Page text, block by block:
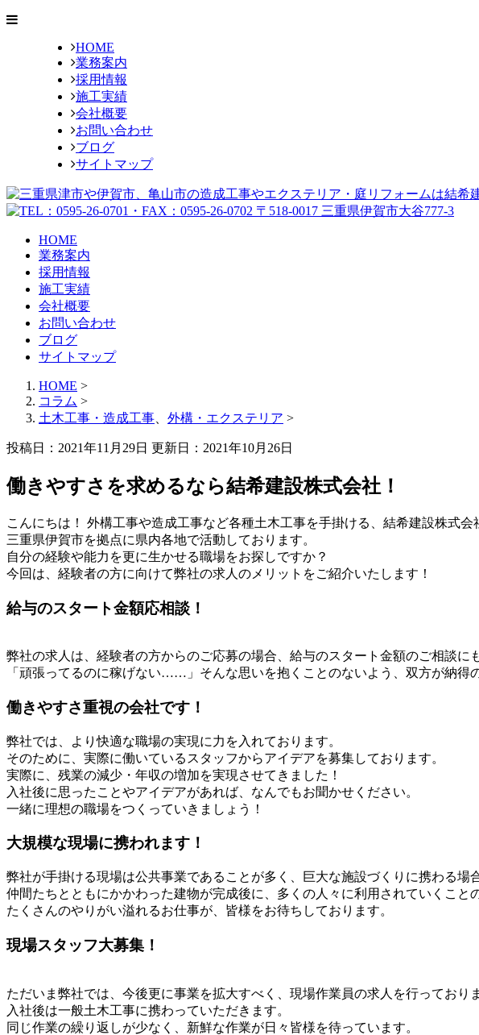
HOME
業務案内
採用情報
施工実績
会社概要
お問い合わせ
ブログ
サイトマップ
HOME
業務案内
採用情報
施工実績
会社概要
お問い合わせ
ブログ
サイトマップ
HOME >
コラム >
土木工事・造成工事
外構・エクステリア >
投稿日：2021年11月29日 更新日： 2021年10月26日
働きやすさを求めるなら結希建設株式会社！
こんにちは！ 外構工事や造成工事など各種土木工事を手掛ける、結希建設株式会
三重県伊賀市を拠点に県内各地で活動しております。
自分の経験や能力を更に生かせる職場をお探しですか？
今回は、経験者の方に向けて弊社の求人のメリットをご紹介いたします！
給与のスタート金額応相談！
弊社の求人は、経験者の方からのご応募の場合、給与のスタート金額のご相談に
「頑張ってるのに稼げない……」そんな思いを抱くことのないよう、双方が納得
働きやすさ重視の会社です！
弊社では、より快適な職場の実現に力を入れております。
そのために、実際に働いているスタッフからアイデアを募集しております。
実際に、残業の減少・年収の増加を実現させてきました！
入社後に思ったことやアイデアがあれば、なんでもお聞かせください。
一緒に理想の職場をつくっていきましょう！
大規模な現場に携われます！
弊社が手掛ける現場は公共事業であることが多く、巨大な施設づくりに携わる場
仲間たちとともにかかわった建物が完成後に、多くの人々に利用されていくこと
たくさんのやりがい溢れるお仕事が、皆様をお待ちしております。
現場スタッフ大募集！
ただいま弊社では、今後更に事業を拡大すべく、現場作業員の求人を行っており
入社後は一般土木工事に携わっていただきます。
同じ作業の繰り返しが少なく、新鮮な作業が日々皆様を待っています。